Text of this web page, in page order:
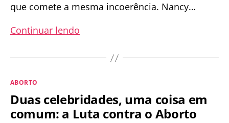
que comete a mesma incoerência. Nancy…
Continuar lendo
Presidente
nos
EUA
Categorias
ABORTO
Duas celebridades, uma coisa em
comum: a Luta contra o Aborto